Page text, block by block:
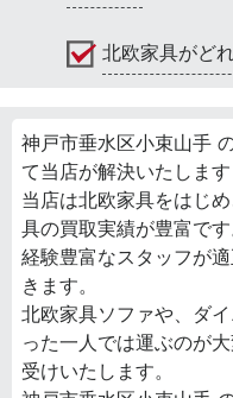
北欧家具がど
神戸市垂水区小束山手
て当店が解決いたします
当店は北欧家具をはじ
具の買取実績が豊富です
経験豊富なスタッフが
きます。
北欧家具ソファや、ダ
った一人では運ぶのが
受けいたします。